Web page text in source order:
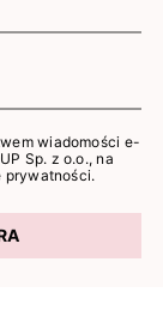
wiadomości e-
Sp. z o.o., na
prywatności.